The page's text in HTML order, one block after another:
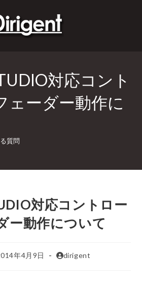
対応コント
ェーダー動作に
質問
対応コントロー
ー動作について
年4月9日 dirigent